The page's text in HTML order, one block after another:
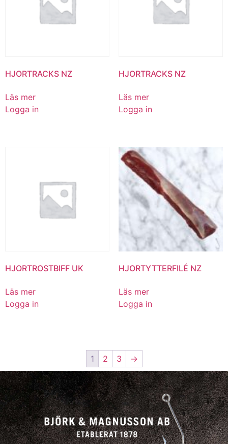
HJORTRACKS NZ
Läs mer
Logga in
HJORTRACKS NZ
Läs mer
Logga in
HJORTROSTBIFF UK
Läs mer
Logga in
HJORTYTTERFILÉ NZ
Läs mer
Logga in
1 2 3 →